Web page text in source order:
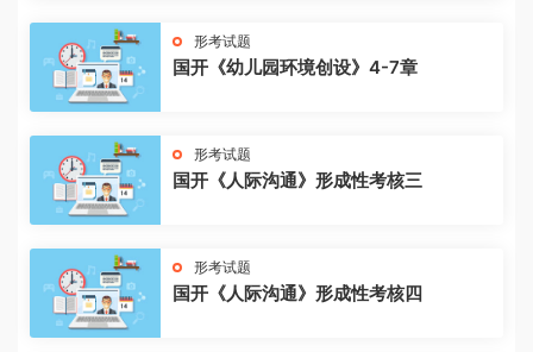
形考试题
国开《幼儿园环境创设》4-7章
形考试题
国开《人际沟通》形成性考核三
形考试题
国开《人际沟通》形成性考核四